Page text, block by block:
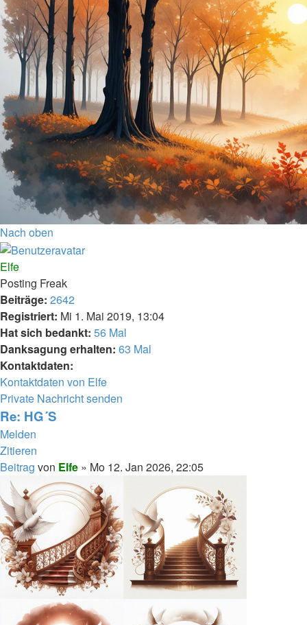
Nach oben
Elfe
Posting Freak
Beiträge: 2642
Registriert: Mi 1. Mai 2019, 13:04
Hat sich bedankt: 56 Mal
Danksagung erhalten: 63 Mal
Kontaktdaten:
Kontaktdaten von Elfe
Private Nachricht senden
Re: HG´S
Melden
Zitieren
Beitrag von Elfe » Mo 12. Jan 2026, 22:05